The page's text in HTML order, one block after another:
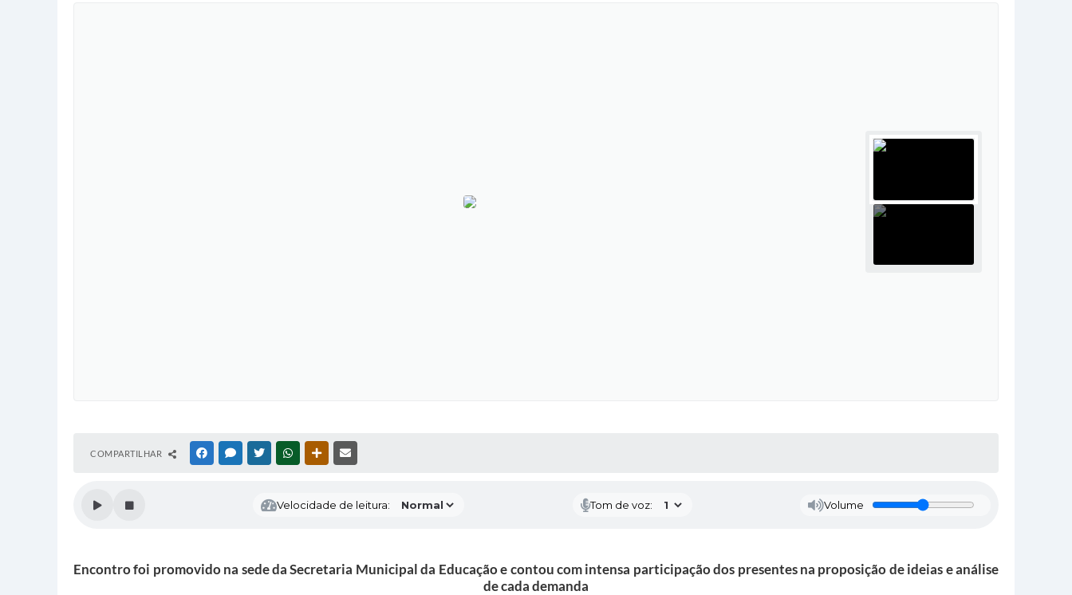
COMPARTILHAR FACEBOOKMESSENGER
TWITTERWHATSAPPOUTRAS MÍDIAS
Velocidade de leitura: Tom de voz: Volume
Encontro foi promovido na sede da Secretaria Municipal da Educação e contou com intensa participação dos presentes na proposição de ideias e análise
de cada demanda